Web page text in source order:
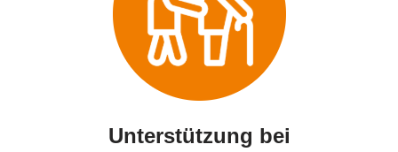
Unterstützung bei